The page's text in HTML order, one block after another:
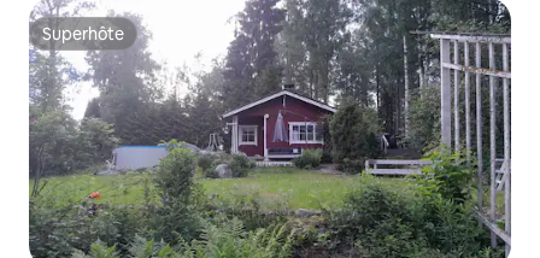
Superhôte
Superhôte